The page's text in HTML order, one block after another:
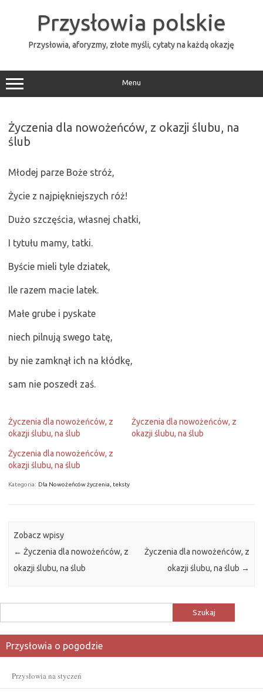
Przysłowia polskie
Przysłowia, aforyzmy, złote myśli, cytaty na każdą okazję
Menu
Życzenia dla nowożeńców, z okazji ślubu, na
ślub
Młodej parze Boże stróż,
Życie z najpiękniejszych róż!
Dużo szczęścia, własnej chatki,
I tytułu mamy, tatki.
Byście mieli tyle dziatek,
Ile razem macie latek.
Małe grube i pyskate
niech pilnują swego tatę,
by nie zamknął ich na kłódkę,
sam nie poszedł zaś.
Życzenia dla nowożeńców, z
okazji ślubu, na ślub
Życzenia dla nowożeńców, z
okazji ślubu, na ślub
Życzenia dla nowożeńców, z
okazji ślubu, na ślub
Kategoria: Dla Nowożeńców życzenia, teksty
Zobacz wpisy
← Życzenia dla nowożeńców, z
okazji ślubu, na ślub
Życzenia dla nowożeńców, z
okazji ślubu, na ślub →
Przysłowia o pogodzie
Przysłowia na styczeń